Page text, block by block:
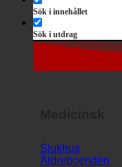
Sök i innehållet
Sök i utdrag
Skräckshow
Sjukhus
Äldreboenden